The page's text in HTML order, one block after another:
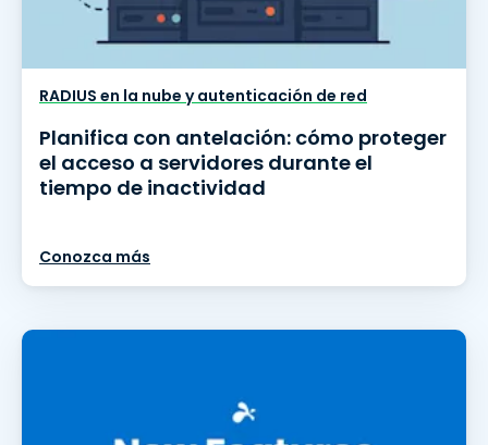
RADIUS en la nube y autenticación de red
Planifica con antelación: cómo proteger
el acceso a servidores durante el
tiempo de inactividad
Conozca más